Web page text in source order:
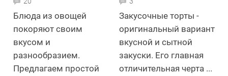
Блюда из овощей
покоряют своим
вкусом и
разнообразием.
Предлагаем простой
Закусочные торты -
оригинальный вариант
вкусной и сытной
закуски. Его главная
отличительная черта ...